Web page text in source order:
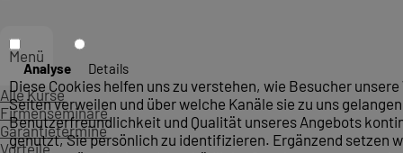
Menü
Alle Kurse
Firmenseminare
Garantietermine
Vorteile
Analyse Details
Diese Cookies helfen uns zu verstehen, wie Besucher
Seiten verweilen und über welche Kanäle sie zu uns
Benutzerfreundlichkeit und Qualität unseres Angebots
genutzt, Sie persönlich zu identifizieren. Ergänzend